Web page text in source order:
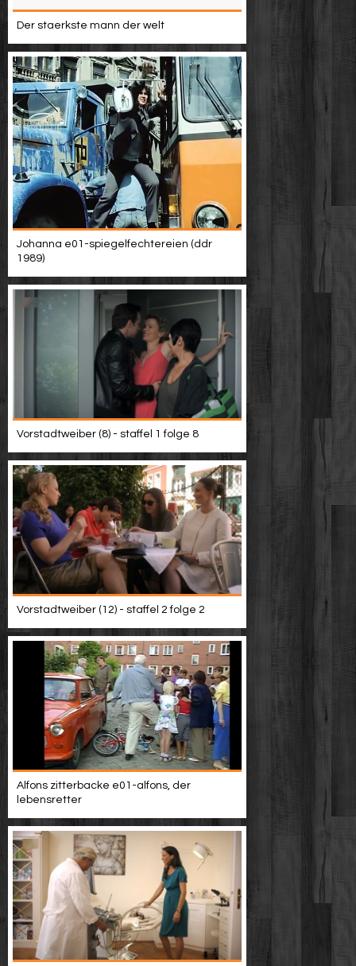
Der staerkste mann der welt
Johanna e01-spiegelfechtereien (ddr
1989)
Vorstadtweiber (8) - staffel 1 folge 8
Vorstadtweiber (12) - staffel 2 folge 2
Alfons zitterbacke e01-alfons, der
lebensretter